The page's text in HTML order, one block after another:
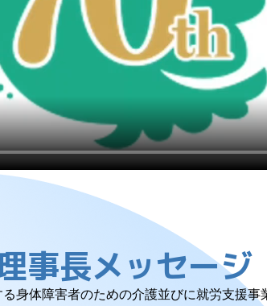
事長メッセージ
身体障害者のための介護並びに就労支援事